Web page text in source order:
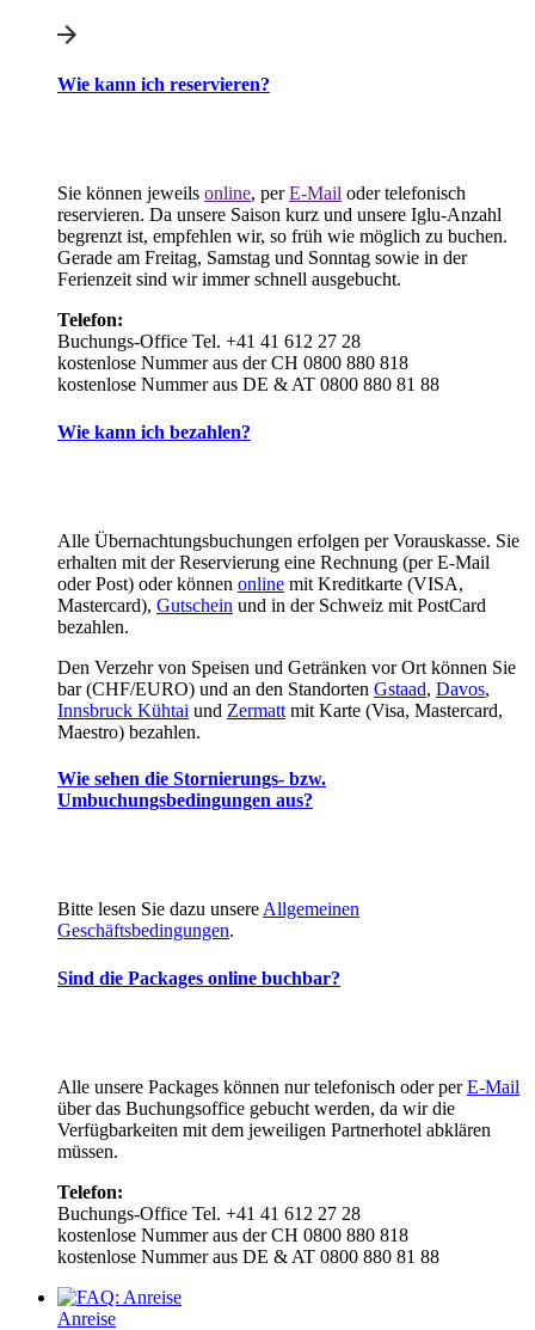
Wie kann ich reservieren?
Sie können jeweils online, perE-Mail oder telefonisch
reservieren. Da unsere Saison kurz und unsere Iglu-Anzahl
begrenzt ist, empfehlen wir, so früh wie möglich zu buchen.
Gerade am Freitag, Samstag und Sonntag sowie in der
Ferienzeit sind wir immer schnell ausgebucht.
Telefon:
Buchungs-Office Tel. +41 41 612 27 28
kostenlose Nummer aus der CH 0800 880 818
kostenlose Nummer aus DE & AT 0800 880 81 88
Wie kann ich bezahlen?
Alle Übernachtungsbuchungen erfolgen per Vorauskasse. Sie
erhalten mit der Reservierung eine Rechnung (per E-Mail
oder Post) oder können online mit Kreditkarte (VISA,
Mastercard), Gutschein und in der Schweiz mit PostCard
bezahlen.
Den Verzehr von Speisen und Getränken vor Ort können Sie
bar (CHF/EURO) und an den Standorten Gstaad, Davos,
Innsbruck Kühtai und Zermatt mit Karte (Visa, Mastercard,
Maestro) bezahlen.
Wie sehen die Stornierungs- bzw.
Umbuchungsbedingungen aus?
Bitte lesen Sie dazu unsere Allgemeinen
Geschäftsbedingungen.
Sind die Packages online buchbar?
Alle unsere Packages können nur telefonisch oder perE-Mail
über das Buchungsoffice gebucht werden, da wir die
Verfügbarkeiten mit dem jeweiligen Partnerhotel abklären
müssen.
Telefon:
Buchungs-Office Tel. +41 41 612 27 28
kostenlose Nummer aus der CH 0800 880 818
kostenlose Nummer aus DE & AT 0800 880 81 88
Anreise